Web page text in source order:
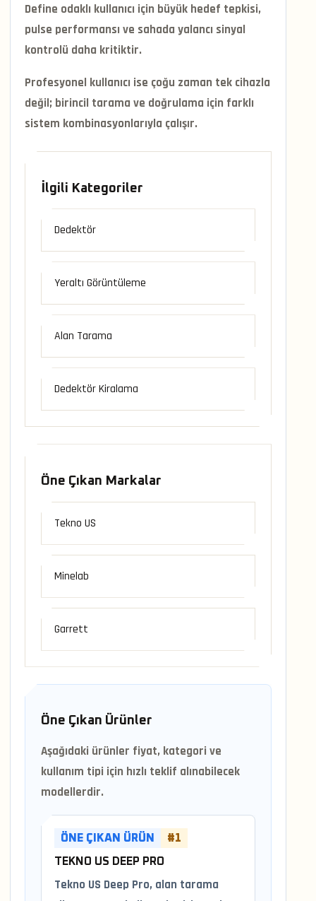
Define odaklı kullanıcı için büyük hedef tepkisi,
pulse performansı ve sahada yalancı sinyal
kontrolü daha kritiktir.
Profesyonel kullanıcı ise çoğu zaman tek cihazla
değil; birincil tarama ve doğrulama için farklı
sistem kombinasyonlarıyla çalışır.
İlgili Kategoriler
Dedektör
Yeraltı Görüntüleme
Alan Tarama
Dedektör Kiralama
Öne Çıkan Markalar
Tekno US
Minelab
Garrett
Öne Çıkan Ürünler
Aşağıdaki ürünler fiyat, kategori ve
kullanım tipi için hızlı teklif alınabilecek
modellerdir.
ÖNE ÇIKAN ÜRÜN #1
TEKNO US DEEP PRO
Tekno US Deep Pro, alan tarama